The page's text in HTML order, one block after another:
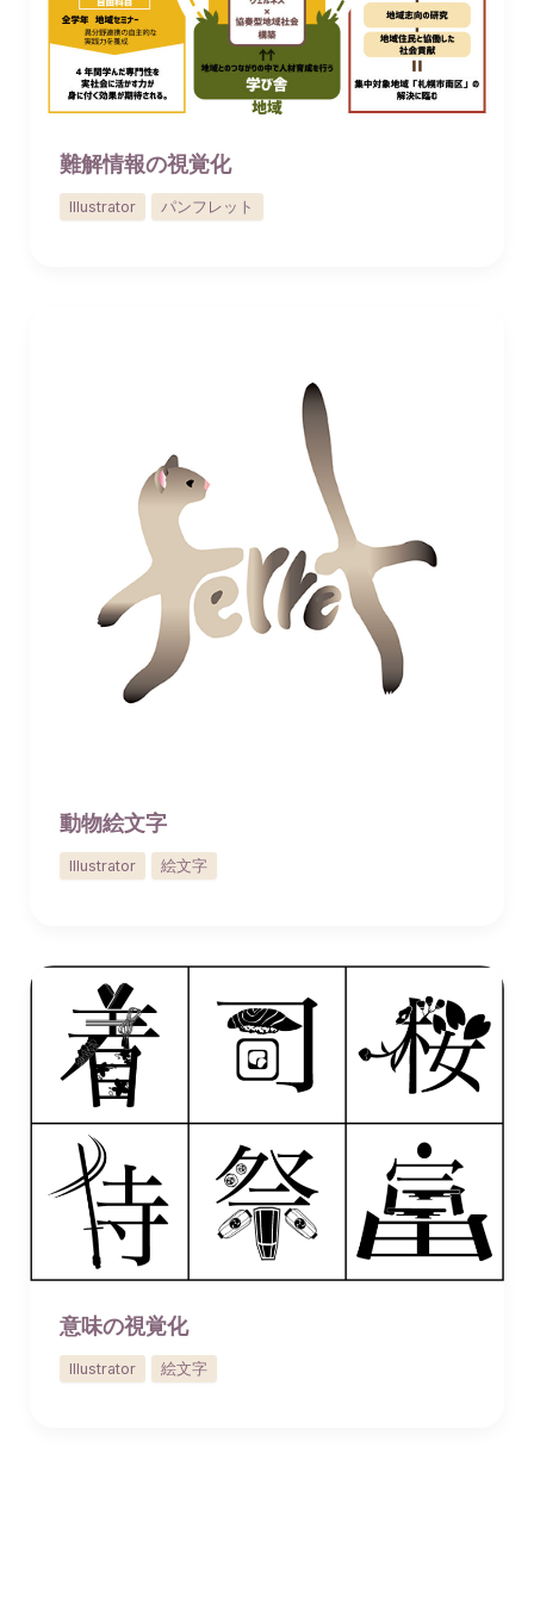
難解情報の視覚化
Illustrator パンフレット
動物絵文字
Illustrator 絵文字
意味の視覚化
Illustrator 絵文字